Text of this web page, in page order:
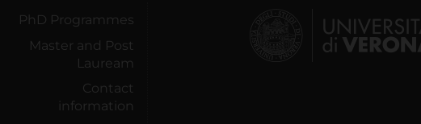
PhD Programmes
Master and Post
Lauream
Contact
information